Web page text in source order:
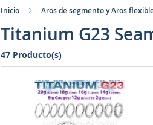
Inicio Aros de segmento y Aros
Titanium G23
47 Producto(s)